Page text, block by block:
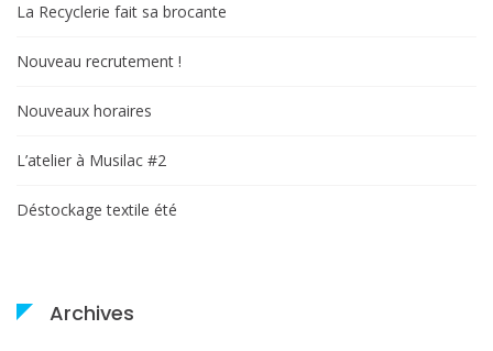
La Recyclerie fait sa brocante
Nouveau recrutement !
Nouveaux horaires
L’atelier à Musilac #2
Déstockage textile été
Archives